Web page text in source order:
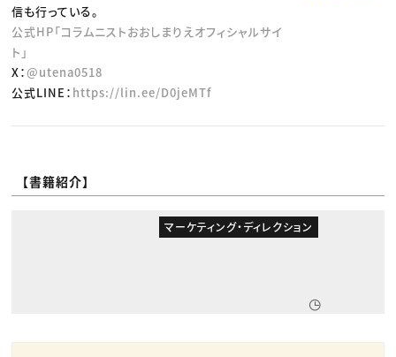
信も行っている。
公式HP「コラムニストおおしまりえオフィシャルサイ
ト」
X：@utena0518
公式LINE： https://lin.ee/D0jeMTf
【書籍紹介】
マーケティング・ディレクション